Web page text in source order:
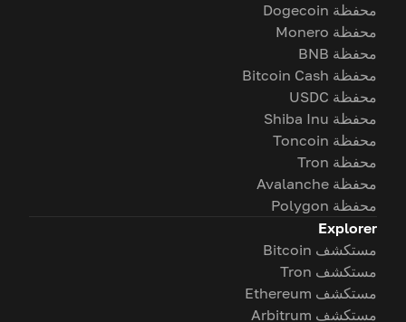
محفظة Dogecoin
محفظة Monero
محفظة BNB
محفظة Bitcoin Cash
محفظة USDC
محفظة Shiba Inu
محفظة Toncoin
محفظة Tron
محفظة Avalanche
محفظة Polygon
Explorer
مستكشف Bitcoin
مستكشف Tron
مستكشف Ethereum
مستكشف Arbitrum